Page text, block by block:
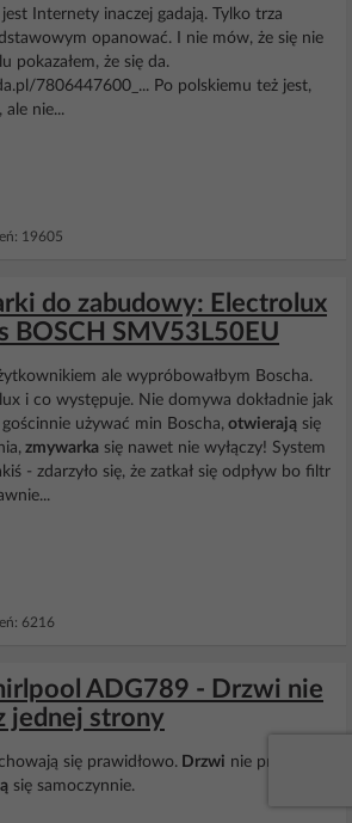
Internety inaczej gadają. Tylko trza
opanować. I nie mów, że się nie
pokazałem, że się da.
7806447600_... Po polskiemu też jest,
nie...
19605
do zabudowy: Electrolux
BOSCH SMV53L50EU
ale wypróbowałbym Boscha.
i co występuje. Nie domywa dokładnie jak
używać min Boscha, otwierają się
zmywarka się nawet nie wyłączy! System
- zdarzyło się, że zatkał się odpływ bo filtr
6216
ADG789 - Drzwi nie
jednej strony
się prawidłowo. Drzwi nie prężą na
się samoczynnie.